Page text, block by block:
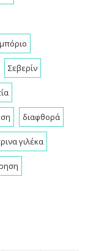
Σεβερίν
διαφθορά
γιλέκα